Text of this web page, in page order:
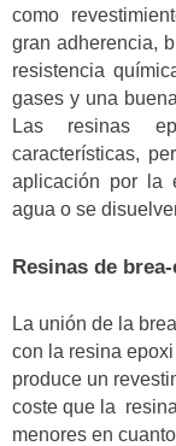
como
gran adherencia,
resistencia
gases y una
Las resinas
características,
aplicación por la
agua o se
Resinas de
La unión de la
con la resina
produce un
coste que la
menores en